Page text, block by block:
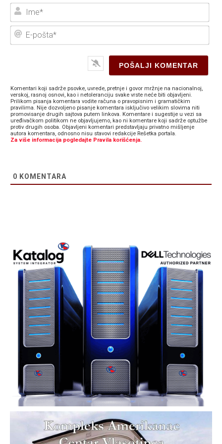
E-
Komentari koji sadrže psovke, uvrede, pretnje i govor mržnje na nacionalnoj,
verskoj, rasnoj osnovi, kao i netoleranciju svake vrste neće biti objavljeni.
Prilikom pisanja komentara vodite računa o pravopisnim i gramatičkim
pravilima. Nije dozvoljeno pisanje komentara isključivo velikim slovima niti
promovisanje drugih sajtova putem linkova. Komentare i sugestije u vezi sa
uređivačkom politikom ne objavljujemo, kao ni komentare koji sadrže optužbe
protiv drugih osoba. Objavljeni komentari predstavljaju privatno mišljenje
autora komentara, odnosno nisu stavovi redakcije Rešetka portala.
Za više informacija pogledajte Pravila korišćenja.
0 KOMENTARA